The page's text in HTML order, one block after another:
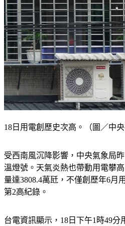
18日用電創歷史次高。（圖／中央
受西南風沉降影響，中央氣象局
溫燈號。天氣炎熱也帶動用電攀
量達3808.4萬瓩，不僅創歷年6月
第2高紀錄。
台電資訊顯示，18日下午1時49分